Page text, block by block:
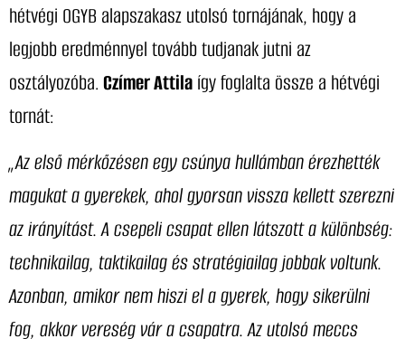
hétvégi OGYB alapszakasz utolsó tornájának, hogy a
legjobb eredménnyel tovább tudjanak jutni az
osztályozóba.Czímer Attilaígy foglalta össze a hétvégi
tornát:
„Az első mérkőzésen egy csúnya hullámban érezhették
magukat a gyerekek, ahol gyorsan vissza kellett szerezni
az irányítást. A csepeli csapat ellen látszott a különbség:
technikailag, taktikailag és stratégiailag jobbak voltunk.
Azonban, amikor nem hiszi el a gyerek, hogy sikerülni
fog, akkor vereség vár a csapatra. Az utolsó meccs